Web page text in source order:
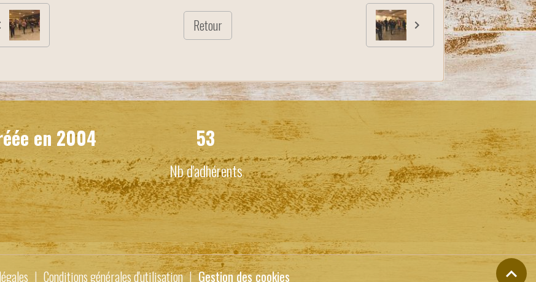
Retour
en 2004 53
Nb d'adhérents
Conditions générales d'utilisation Gestion des cookies